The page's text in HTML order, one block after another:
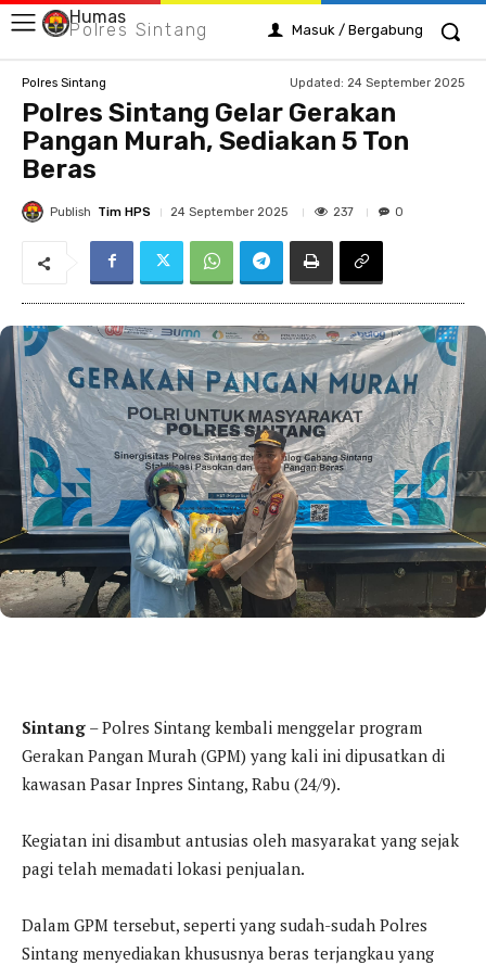
Humas
Polres Sintang Masuk / Bergabung
Polres Sintang Updated: 24 September 2025
Polres Sintang Gelar Gerakan
Pangan Murah, Sediakan 5 Ton
Beras
Publish Tim HPS 24 September 2025 237 0
Sintang – Polres Sintang kembali menggelar program
Gerakan Pangan Murah (GPM) yang kali ini dipusatkan di
kawasan Pasar Inpres Sintang, Rabu (24/9).
Kegiatan ini disambut antusias oleh masyarakat yang sejak
pagi telah memadati lokasi penjualan.
Dalam GPM tersebut, seperti yang sudah-sudah Polres
Sintang menyediakan khususnya beras terjangkau yang